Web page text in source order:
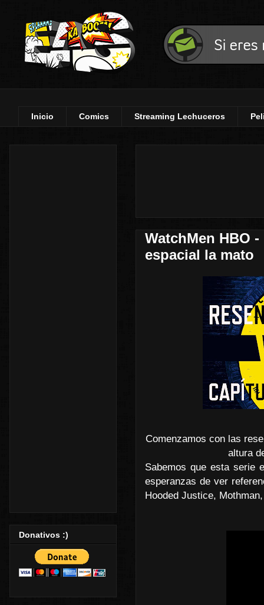
Inicio Comics Streaming Lechuceros
WatchMen HBO
espacial la mato
Comenzamos con las
altura
Sabemos que esta serie
esperanzas de ver
Hooded Justice,
Donativos :)